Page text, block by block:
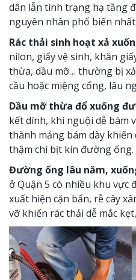
dân lẫn tình trạng hạ tầng
nguyên nhân phổ biến nhất:
Rác thải sinh hoạt xả
nilon, giấy vệ sinh, khăn
thừa, dầu mỡ… thường bị
cầu hoặc miệng cống, lâu
Dầu mỡ thừa đổ xuống
kết dính, khi nguội dễ bám
thành mảng bám dày
thậm chí bịt kín đường ống.
Đường ống lâu năm,
ở Quận 5 có nhiều khu vực
xuất hiện cặn bẩn, rễ cây
vỡ khiến rác thải dễ mắc